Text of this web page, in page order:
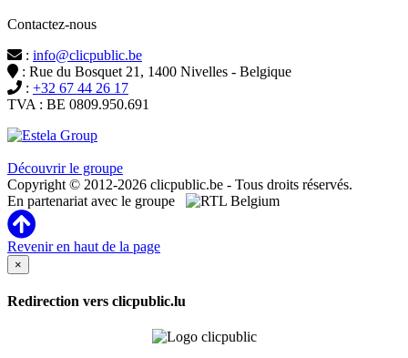
Contactez-nous
: info@clicpublic.be
: Rue du Bosquet 21, 1400 Nivelles - Belgique
: +32 67 44 26 17
TVA : BE 0809.950.691
Découvrir le groupe
Copyright © 2012-2026 clicpublic.be - Tous droits réservés.
En partenariat avec le groupe
Revenir en haut de la page
×
Redirection vers clicpublic.lu